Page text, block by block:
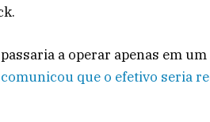
a operar apenas em
que o efetivo seria